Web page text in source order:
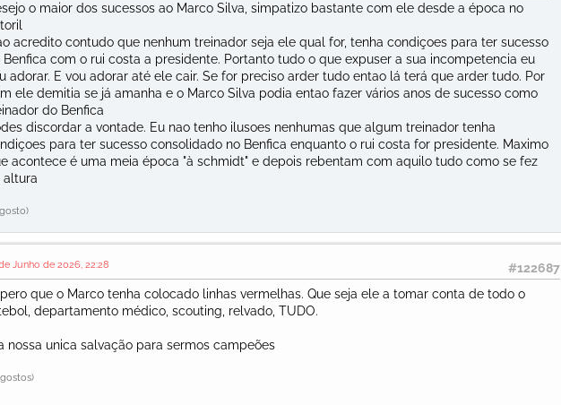
o maior dos sucessos ao Marco Silva, simpatizo bastante com ele desde a época no
acredito contudo que nenhum treinador seja ele qual for, tenha condiçoes para ter sucesso
Benfica com o rui costa a presidente. Portanto tudo o que expuser a sua incompetencia eu
adorar. E vou adorar até ele cair. Se for preciso arder tudo entao lá terá que arder tudo. Por
ele demitia se já amanha e o Marco Silva podia entao fazer vários anos de sucesso como
do Benfica
discordar a vontade. Eu nao tenho ilusoes nenhumas que algum treinador tenha
para ter sucesso consolidado no Benfica enquanto o rui costa for presidente. Maximo
acontece é uma meia época "à schmidt" e depois rebentam com aquilo tudo como se fez
altura
#122687
Junho de 2026, 22:28
que o Marco tenha colocado linhas vermelhas. Que seja ele a tomar conta de todo o
departamento médico, scouting, relvado, TUDO.
nossa unica salvação para sermos campeões